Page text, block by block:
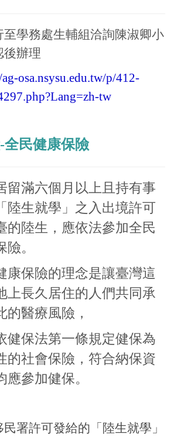
至學務處生輔組洽詢陳淑卿小
後辦理
osa.nsysu.edu.tw/p/412-
tw
全民健康保險
留滿六個月以上且持有事
陸生就學」之入出境許可
的 陸生，應依法參加全民
險。
康保險的理念是讓臺灣這
上長久居住的人們共同承
的醫療風險，
健保法第一條規定健保為
的社會保險，符合納保資
應參加健保。
民署許可發給的「陸生就學」